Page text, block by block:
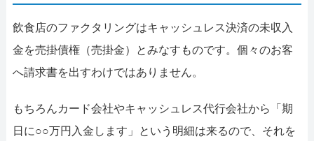
飲食店のファクタリングはキャッシュレス決済の未収入
金を売掛債権（売掛金）とみなすものです。個々のお客
へ請求書を出すわけではありません。
もちろんカード会社やキャッシュレス代行会社から「期
日に○○万円入金します」という明細は来るので、それを